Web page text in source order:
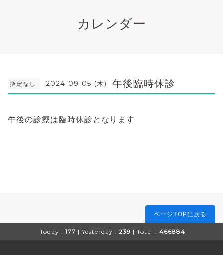
カレンダー
指定なし 2024-09-05 (木) 午後臨時休診
午後の診療は臨時休診となります
ページTOPに戻る
Today : 177 | Yesterday : 239 | Total : 466884